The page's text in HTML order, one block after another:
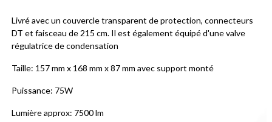
Livré avec un couvercle transparent de protection, connecteurs
DT et faisceau de 215 cm. Il est également équipé d'une valve
régulatrice de condensation
Taille: 157 mm x 168 mm x 87 mm avec support monté
Puissance: 75W
Lumière approx: 7500 lm